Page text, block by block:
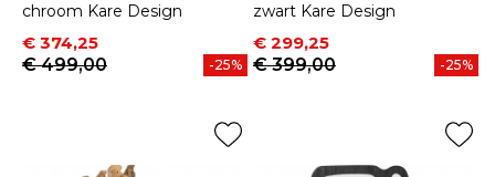
chroom Kare Design
Prijs
€ 374,25
Normale prijs
€ 499,00
-25%
zwart Kare Design
Prijs
€ 299,25
Normale prijs
€ 399,00
-25%